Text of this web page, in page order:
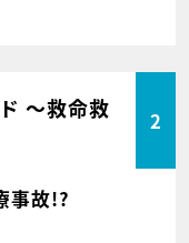
～救命救
2
事故!?